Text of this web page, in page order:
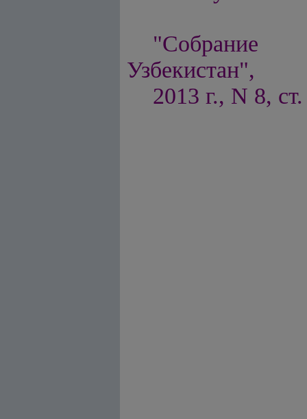
"Собрание
Узбекистан",
2013 г., N 8,